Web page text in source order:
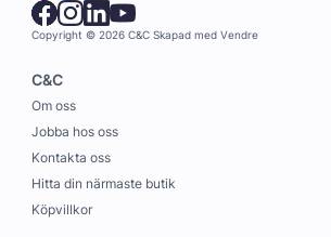
Copyright © 2026 C&C Skapad med Vendre
C&C
Om oss
Jobba hos oss
Kontakta oss
Hitta din närmaste butik
Köpvillkor